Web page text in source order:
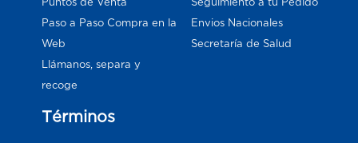
Paso a Paso Compra en la
Web
Llámanos, separa y
recoge
Envios Nacionales
Secretaría de Salud
Términos